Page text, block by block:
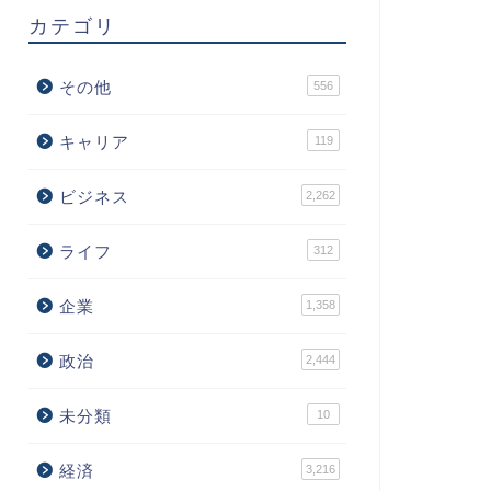
カテゴリ
その他 556
キャリア 119
ビジネス 2,262
ライフ 312
企業 1,358
政治 2,444
未分類 10
経済 3,216